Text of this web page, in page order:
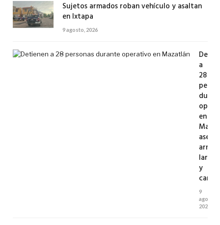
Sujetos armados roban vehículo y asaltan
en Ixtapa
9 agosto, 2026
a
28
en
armas
largas
y
9
agosto,
2026